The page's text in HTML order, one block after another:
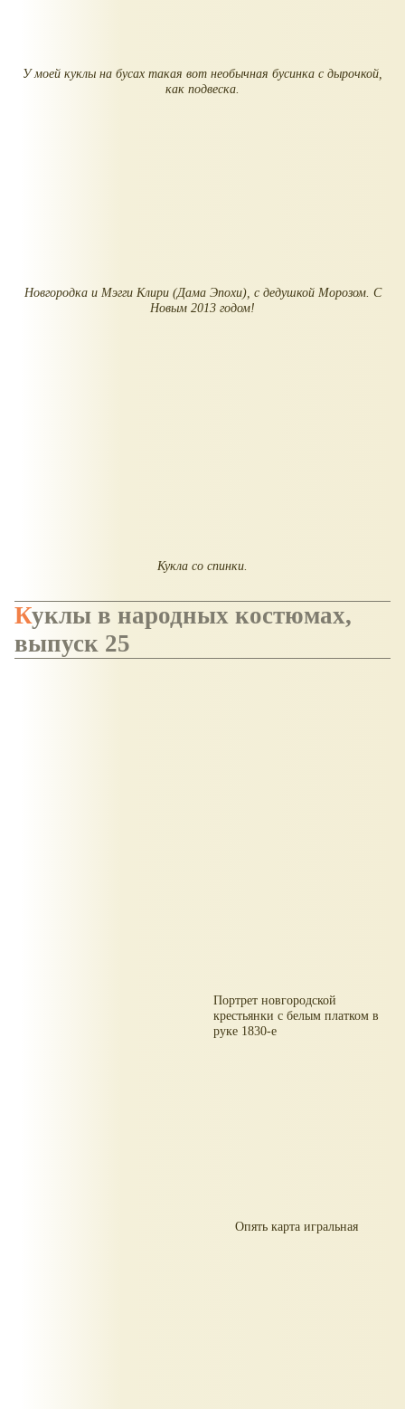
У моей куклы на бусах такая вот необычная бусинка с дырочкой,
как подвеска.
Новгородка и Мэгги Клири (Дама Эпохи), с дедушкой Морозом. С
Новым 2013 годом!
Кукла со спинки.
Куклы в народных костюмах,
выпуск 25
Портрет новгородской
крестьянки с белым платком в
руке 1830-е
Опять карта игральная